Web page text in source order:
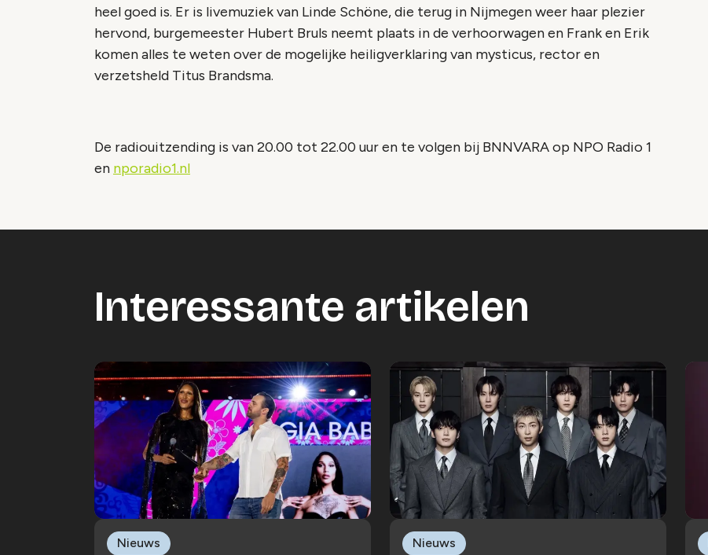
heel goed is. Er is livemuziek van Linde Schöne, die terug in Nijmegen weer haar plezier
hervond, burgemeester Hubert Bruls neemt plaats in de verhoorwagen en Frank en Erik
komen alles te weten over de mogelijke heiligverklaring van mysticus, rector en
verzetsheld Titus Brandsma.
De radiouitzending is van 20.00 tot 22.00 uur en te volgen bij BNNVARA op NPO Radio 1
en nporadio1.nl
Interessante artikelen
Nieuws
Nieuws